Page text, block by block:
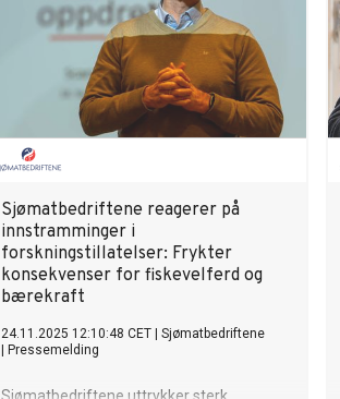
Sjømatbedriftene reagerer på
innstramminger i
forskningstillatelser: Frykter
konsekvenser for fiskevelferd og
bærekraft
24.11.2025 12:10:48 CET
Sjømatbedriftene
Pressemelding